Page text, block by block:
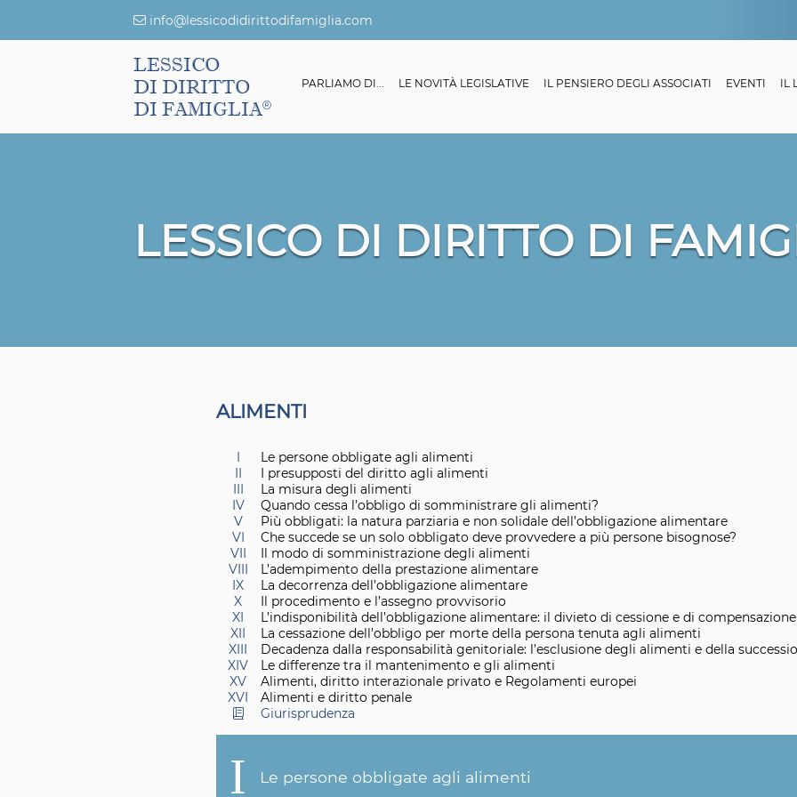
info@lessicodidirittodifamiglia.com
LESSICO
DI DIRITTO
DI FAMIGLIA
DI DIRITTO DI FAMIGLIA GIURISPRUDENZA PARLIAMO DI... LE NOVITÀ LEGISLATIVE IL PENSIERO DEGLI ASSOCIATI EVENTI IL
LESSICO DI DIRITTO DI
ALIMENTI
I
Le persone obbligate agli alimenti
II
I presupposti del diritto agli alimenti
III
La misura degli alimenti
IV
Quando cessa l’obbligo di somministrare gli alimenti?
V
Più obbligati: la natura parziaria e non solidale dell’obbligazione alimentare
VI
Che succede se un solo obbligato deve provvedere a più persone bisognose?
VII
Il modo di somministrazione degli alimenti
VIII
L’adempimento della prestazione alimentare
IX
La decorrenza dell’obbligazione alimentare
X
Il procedimento e l’assegno provvisorio
XI
L’indisponibilità dell’obbligazione alimentare: il divieto di cessione e di compensazione
XII
La cessazione dell’obbligo per morte della persona tenuta agli alimenti
XIII
Decadenza dalla responsabilità genitoriale: l’esclusione degli alimenti e della
XIV
Le differenze tra il mantenimento e gli alimenti
XV
Alimenti, diritto interazionale privato e Regolamenti europei
XVI
Alimenti e diritto penale
Giurisprudenza
I Le persone obbligate agli alimenti